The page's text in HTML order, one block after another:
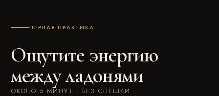
ПЕРВАЯ ПРАКТИКА
Ощутите энергию
между ладонями
ОКОЛО 5 МИНУТ · БЕЗ СПЕШКИ